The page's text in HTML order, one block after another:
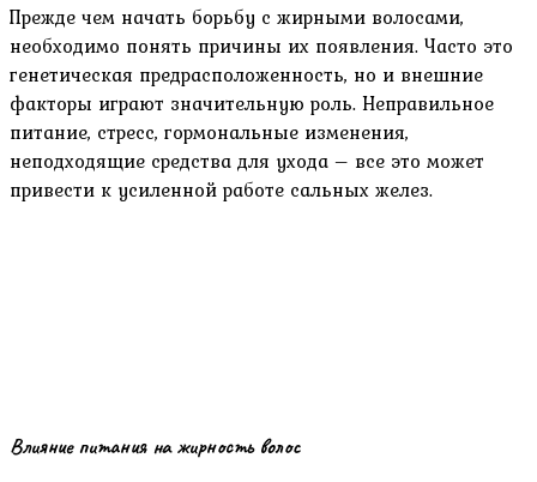
Прежде чем начать борьбу с жирными волосами,
необходимо понять причины их появления. Часто это
генетическая предрасположенность, но и внешние
факторы играют значительную роль. Неправильное
питание, стресс, гормональные изменения,
неподходящие средства для ухода – все это может
привести к усиленной работе сальных желез.
Влияние питания на жирность волос